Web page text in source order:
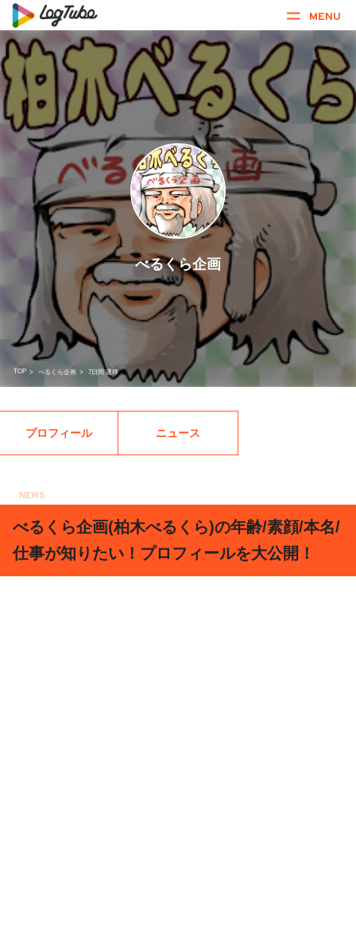
MENU
べるくら企画
TOP > べるくら企画 > 7日間 遷移
プロフィール ニュース
NEWS
べるくら企画(柏木べるくら)の年齢/素顔/本名/
仕事が知りたい！プロフィールを大公開！